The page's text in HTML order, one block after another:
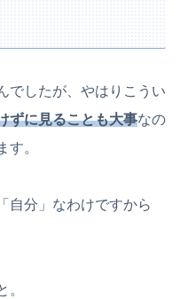
でしたが、やはりこうい
ずに見ることも大事なの
す。
自分」なわけですから
。